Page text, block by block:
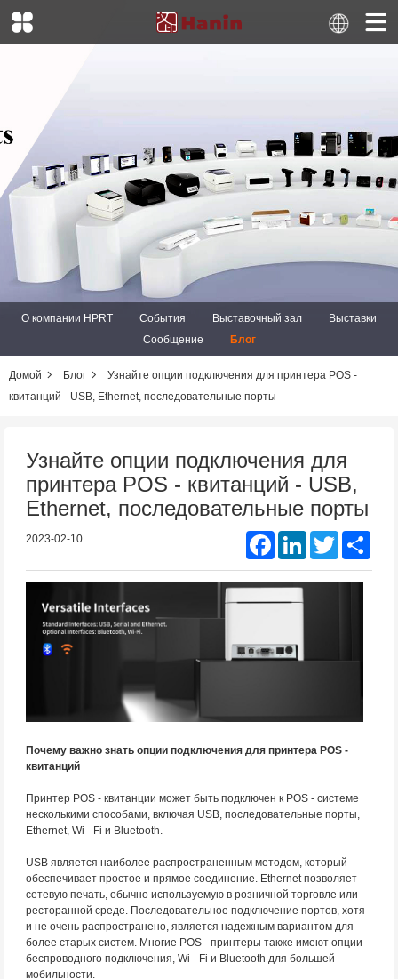
О компании HPRT События Выставочный зал
Выставки
Сообщение
Блог
Домой Блог
Узнайте опции подключения для принтера POS -
квитанций - USB, Ethernet, последовательные порты
Узнайте опции подключения для
принтера POS - квитанций - USB,
Ethernet, последовательные порты
2023-02-10 FacebookLinkedIn Twitter
Почему важно знать опции подключения для принтера POS -
квитанций
Принтер POS - квитанции может быть подключен к POS - системе
несколькими способами, включая USB, последовательные порты,
Ethernet, Wi - Fi и Bluetooth.
USB является наиболее распространенным методом, который
обеспечивает простое и прямое соединение. Ethernet позволяет
сетевую печать, обычно используемую в розничной торговле или
ресторанной среде. Последовательное подключение портов, хотя
и не очень распространено, является надежным вариантом для
более старых систем. Многие POS - принтеры также имеют опции
беспроводного подключения, Wi - Fi и Bluetooth для большей
мобильности.